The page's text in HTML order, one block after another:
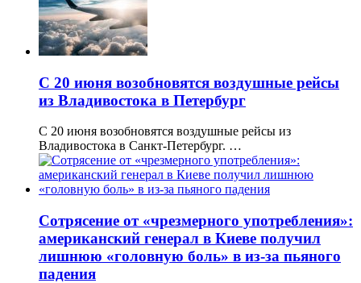
С 20 июня возобновятся воздушные рейсы
из Владивостока в Петербург
С 20 июня возобновятся воздушные рейсы из
Владивостока в Санкт-Петербург. …
Сотрясение от «чрезмерного употребления»:
американский генерал в Киеве получил
лишнюю «головную боль» в из-за пьяного
падения